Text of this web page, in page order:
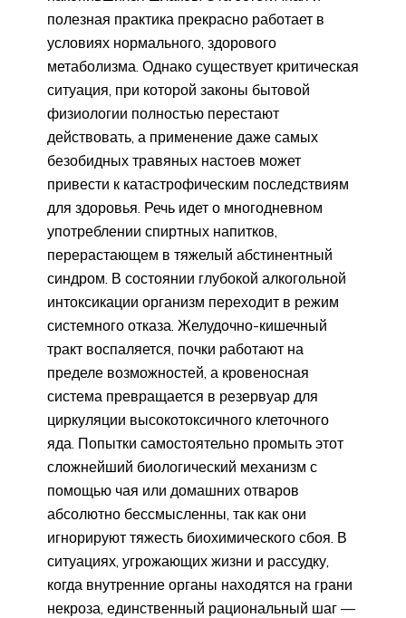
полезная практика прекрасно работает в
условиях нормального, здорового
метаболизма. Однако существует критическая
ситуация, при которой законы бытовой
физиологии полностью перестают
действовать, а применение даже самых
безобидных травяных настоев может
привести к катастрофическим последствиям
для здоровья. Речь идет о многодневном
употреблении спиртных напитков,
перерастающем в тяжелый абстинентный
синдром. В состоянии глубокой алкогольной
интоксикации организм переходит в режим
системного отказа. Желудочно-кишечный
тракт воспаляется, почки работают на
пределе возможностей, а кровеносная
система превращается в резервуар для
циркуляции высокотоксичного клеточного
яда. Попытки самостоятельно промыть этот
сложнейший биологический механизм с
помощью чая или домашних отваров
абсолютно бессмысленны, так как они
игнорируют тяжесть биохимического сбоя. В
ситуациях, угрожающих жизни и рассудку,
когда внутренние органы находятся на грани
некроза, единственный рациональный шаг —